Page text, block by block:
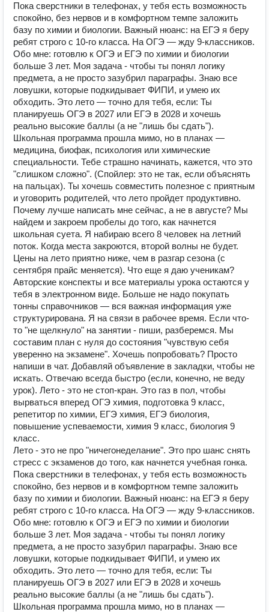
Пока сверстники в телефонах, у тебя есть возможность
спокойно, без нервов и в комфортном темпе заложить
базу по химии и биологии. Важный нюанс: на ЕГЭ я беру
ребят строго с 10-го класса. На ОГЭ — жду 9-классников.
Обо мне: готовлю к ОГЭ и ЕГЭ по химии и биологии
больше 3 лет. Моя задача - чтобы ты понял логику
предмета, а не просто зазубрил параграфы. Знаю все
ловушки, которые подкидывает ФИПИ, и умею их
обходить. Это лето — точно для тебя, если: Ты
планируешь ОГЭ в 2027 или ЕГЭ в 2028 и хочешь
реально высокие баллы (а не "лишь бы сдать").
Школьная программа прошла мимо, но в планах —
медицина, биофак, психология или химические
специальности. Тебе страшно начинать, кажется, что это
"слишком сложно". (Спойлер: это не так, если объяснять
на пальцах). Ты хочешь совместить полезное с приятным
и уговорить родителей, что лето пройдет продуктивно.
Почему лучше написать мне сейчас, а не в августе? Мы
найдем и закроем пробелы до того, как начнется
школьная суета. Я набираю всего 8 человек на летний
поток. Когда места закроются, второй волны не будет.
Цены на лето приятно ниже, чем в разгар сезона (с
сентября прайс меняется). Что еще я даю ученикам?
Авторские конспекты и все материалы урока остаются у
тебя в электронном виде. Больше не надо покупать
тонны справочников — вся важная информация уже
структурирована. Я на связи в рабочее время. Если что-
то "не щелкнуло" на занятии - пиши, разберемся. Мы
составим план с нуля до состояния "чувствую себя
уверенно на экзамене". Хочешь попробовать? Просто
напиши в чат. Добавляй объявление в закладки, чтобы не
искать. Отвечаю всегда быстро (если, конечно, не веду
урок). Лето - это не стоп-кран. Это газ в пол, чтобы
вырваться вперед ОГЭ химия, подготовка 9 класс,
репетитор по химии, ЕГЭ химия, ЕГЭ биология,
повышение успеваемости, химия 9 класс, биология 9
класс.
Лето - это не про "ничегонеделание". Это про шанс снять
стресс с экзаменов до того, как начнется учебная гонка.
Пока сверстники в телефонах, у тебя есть возможность
спокойно, без нервов и в комфортном темпе заложить
базу по химии и биологии. Важный нюанс: на ЕГЭ я беру
ребят строго с 10-го класса. На ОГЭ — жду 9-классников.
Обо мне: готовлю к ОГЭ и ЕГЭ по химии и биологии
больше 3 лет. Моя задача - чтобы ты понял логику
предмета, а не просто зазубрил параграфы. Знаю все
ловушки, которые подкидывает ФИПИ, и умею их
обходить. Это лето — точно для тебя, если: Ты
планируешь ОГЭ в 2027 или ЕГЭ в 2028 и хочешь
реально высокие баллы (а не "лишь бы сдать").
Школьная программа прошла мимо, но в планах —